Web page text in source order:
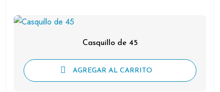
Casquillo de 45
AGREGAR AL CARRITO